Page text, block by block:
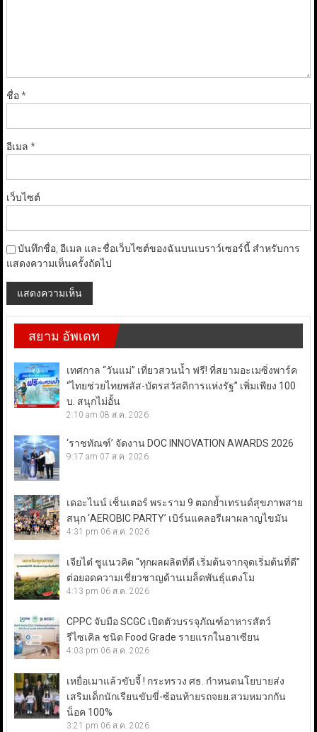
ชื่อ*
อีเมล *
เว็บไซต์
บันทึกชื่อ, อีเมล และชื่อเว็บไซต์ของฉันบนเบราว์เซอร์นี้ สำหรับการ
แสดงความเห็นครั้งถัดไป
สยาม อัพเดท
เทศกาล “วันแม่” เที่ยวสวนน้ำ ฟรี! ที่สยามอะเมซิ่งพาร์ค
“ไทยช่วยไทยพลัส-บัตรสวัสดิการแห่งรัฐ” เพิ่มเพียง 100
บ. สนุกไม่อั้น
2:10 am 08 ส.ค. 2026
‘ราชทัณฑ์’ จัดงาน DOC INNOVATION AWARDS 2026
9:17 am 07 ส.ค. 2026
เดอะไนน์ เซ็นเตอร์ พระราม 9 ตอกย้ำเทรนด์สุขภาพสาย
สนุก ‘AEROBIC PARTY’ เบิร์นแคลอรีเผาผลาญไขมัน
4:31 pm 06 ส.ค. 2026
เจียไต๋ ชูแนวคิด “ทุกผลผลิตที่ดี เริ่มต้นจากจุดเริ่มต้นที่ดี”
ต่อยอดความเชี่ยวชาญด้านเมล็ดพันธุ์แตงโม
4:13 pm 06 ส.ค. 2026
CPPC จับมือ SCGC เปิดตัวบรรจุภัณฑ์อาหารสัตว์
รีไซเคิล ชนิด Food Grade รายแรกในอาเซียน
4:03 pm 06 ส.ค. 2026
เหยื่อเมาแล้วขับจี้ ! กระทรวง ศธ. กำหนดนโยบายส่ง
เสริมเด็กนักเรียนขับขี่-ซ้อนท้ายรถจยย.สวมหมวกกัน
น็อค 100%
3:21 pm 06 ส.ค. 2026